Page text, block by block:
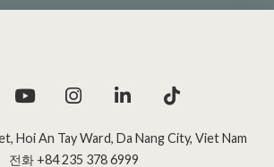
Hoi An Tay Ward, Da Nang City, Viet Nam
전화 +84 235 378 6999